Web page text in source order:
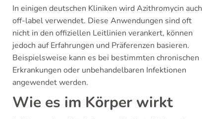
In einigen deutschen Kliniken wird Azithromycin auch
off-label verwendet. Diese Anwendungen sind oft
nicht in den offiziellen Leitlinien verankert, können
jedoch auf Erfahrungen und Präferenzen basieren.
Beispielsweise kann es bei bestimmten chronischen
Erkrankungen oder unbehandelbaren Infektionen
angewendet werden.
Wie es im Körper wirkt